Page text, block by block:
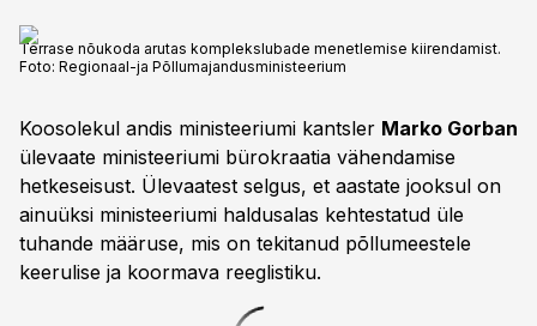
Terrase nõukoda arutas komplekslubade menetlemise kiirendamist.
Foto: Regionaal-ja Põllumajandusministeerium
Koosolekul andis ministeeriumi kantsler Marko Gorban
ülevaate ministeeriumi bürokraatia vähendamise
hetkeseisust. Ülevaatest selgus, et aastate jooksul on
ainuüksi ministeeriumi haldusalas kehtestatud üle
tuhande määruse, mis on tekitanud põllumeestele
keerulise ja koormava reeglistiku.